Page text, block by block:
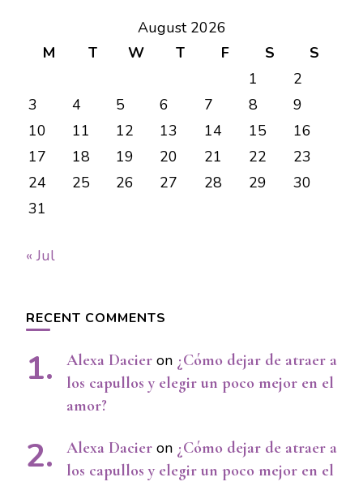
August 2026
M
T W T F S
S
1
2
3
4 5 6 7 8
9
10
11 12 13 14 15
16
17
18 19 20 21 22
23
24
25 26 27 28 29
30
31
« Jul
RECENT COMMENTS
Alexa Dacier on ¿Cómo dejar de atraer a
los capullos y elegir un poco mejor en el
amor?
Alexa Dacier on ¿Cómo dejar de atraer a
los capullos y elegir un poco mejor en el